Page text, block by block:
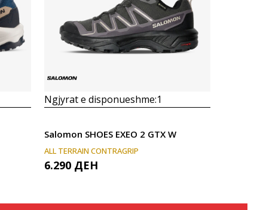
Krahasoni
Ngjyrat e disponueshme:1
Salomon SHOES EXEO 2 GTX W
ALL TERRAIN CONTRAGRIP
6.290 ДЕН